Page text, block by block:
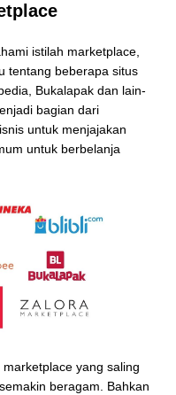
istilah marketplace,
tentang beberapa situs
Bukalapak dan lain-
bagian dari
untuk menjajakan
untuk berbelanja
yang saling
beragam. Bahkan